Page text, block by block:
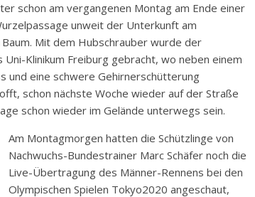
schon am vergangenen Montag am Ende einer
unweit der Unterkunft am
Mit dem Hubschrauber wurde der
Klinikum Freiburg gebracht, wo neben einem
und eine schwere Gehirnerschütterung
schon nächste Woche wieder auf der Straße
schon wieder im Gelände unterwegs sein.
Am Montagmorgen hatten die Schützlinge von
Nachwuchs-Bundestrainer Marc Schäfer noch die
Live-Übertragung des Männer-Rennens bei den
Olympischen Spielen Tokyo2020 angeschaut,